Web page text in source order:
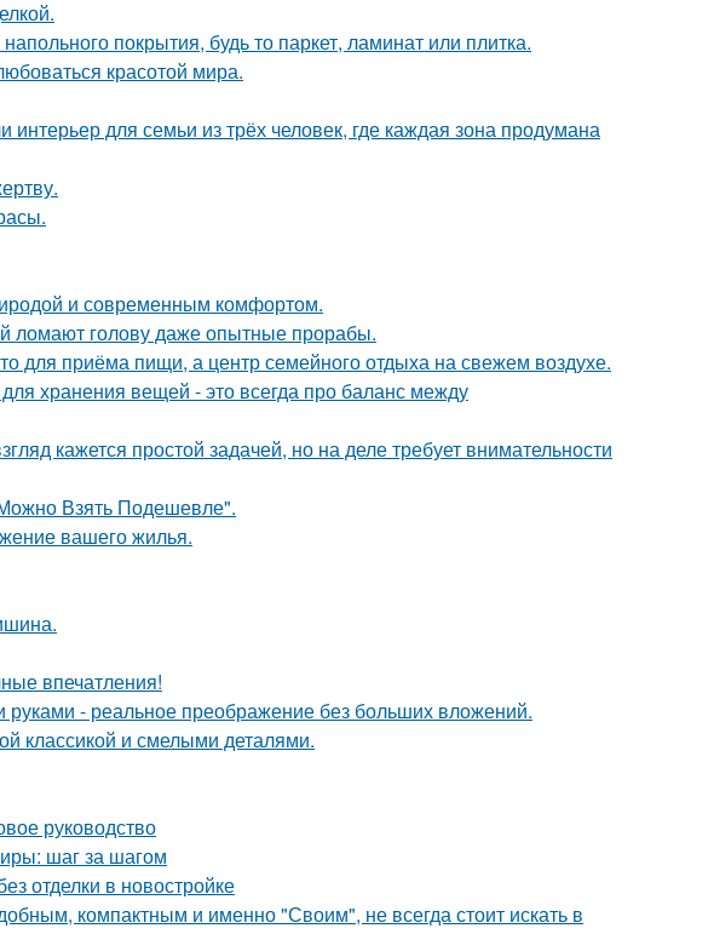
покрытия, будь то паркет, ламинат или плитка.
красотой мира.
интерьер для семьи из трёх человек, где каждая зона продумана
и современным комфортом.
ломают голову даже опытные прорабы.
для приёма пищи, а центр семейного отдыха на свежем воздухе.
хранения вещей - это всегда про баланс между
кажется простой задачей, но на деле требует внимательности
Взять Подешевле".
вашего жилья.
впечатления!
- реальное преображение без больших вложений.
классикой и смелыми деталями.
руководство
шаг за шагом
отделки в новостройке
компактным и именно "Своим", не всегда стоит искать в